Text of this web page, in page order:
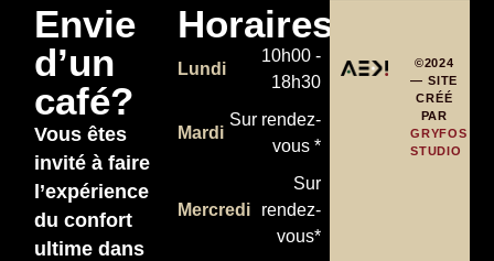
Envie
d’un
café?
Vous êtes
invité à faire
l’expérience
du confort
ultime dans
Horaires
Lundi
10h00 -
18h30
Mardi
Sur rendez-
vous *
Mercredi
Sur
rendez-
vous*
©2024
— SITE
CRÉÉ
PAR
GRYFOS
STUDIO